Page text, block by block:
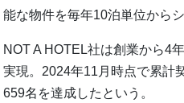
能な物件を毎年10泊単位から
NOT A HOTEL社は創業から4
実現。2024年11月時点で累計
659名を達成したという。